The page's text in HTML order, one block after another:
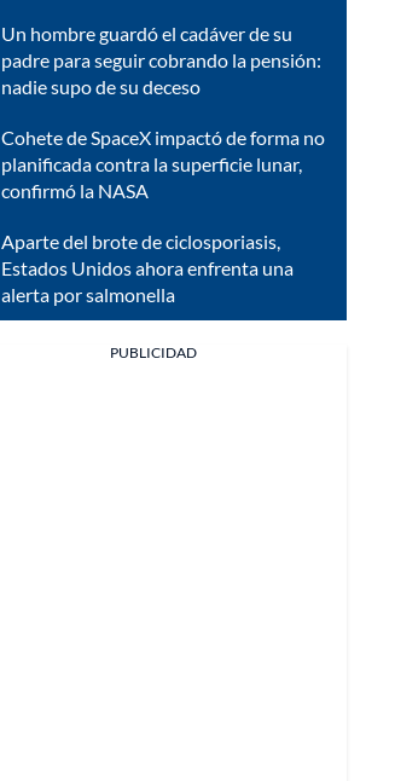
Un hombre guardó el cadáver de su
padre para seguir cobrando la pensión:
nadie supo de su deceso
Cohete de SpaceX impactó de forma no
planificada contra la superficie lunar,
confirmó la NASA
Aparte del brote de ciclosporiasis,
Estados Unidos ahora enfrenta una
alerta por salmonella
PUBLICIDAD